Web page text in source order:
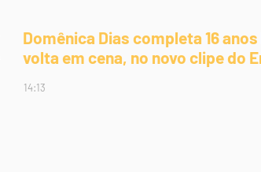
Domênica Dias completa 16
volta em cena, no novo clipe do
14:13